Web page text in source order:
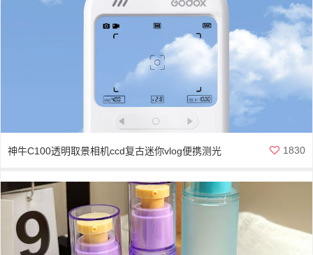
神牛C100透明取景相机ccd复古迷你vlog便携测光 1830